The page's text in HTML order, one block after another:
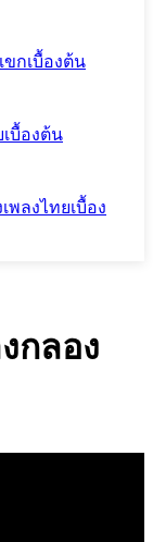
ขกเบื้องต้น
เบื้องต้น
พลงไทยเบื้อง
กลอง